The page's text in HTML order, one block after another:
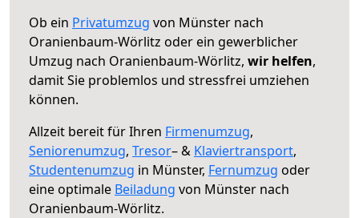
Ob ein Privatumzug von Münster nach
Oranienbaum-Wörlitz oder ein gewerblicher
Umzug nach Oranienbaum-Wörlitz, wir helfen,
damit Sie problemlos und stressfrei umziehen
können.
Allzeit bereit für Ihren Firmenumzug,
Seniorenumzug, Tresor– & Klaviertransport,
Studentenumzug in Münster, Fernumzug oder
eine optimale Beiladung von Münster nach
Oranienbaum-Wörlitz.